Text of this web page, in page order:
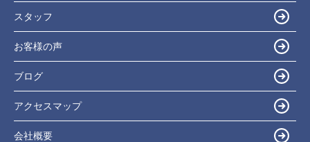
スタッフ
お客様の声
ブログ
アクセスマップ
会社概要